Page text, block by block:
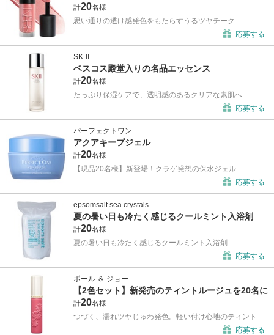
計20名様
思い通りの透け感発色をもたらすうるツヤチーク
応募する
SK-II
ベスコス殿堂入りの名品エッセンス
計20名様
たっぷり保湿ケアで、透明感のあるクリアな素肌へ
応募する
パーフェクトワン
アクアキープジェル
計20名様
【現品20名様】新登場！クラゲ発想の保水ジェル
応募する
epsomsalt sea crystals
夏の暑い日も冷たく感じるクールミント入浴剤
計20名様
夏の暑い日も冷たく感じるクールミント入浴剤
応募する
ポール ＆ ジョー
【2色セット】新発売のティントルージュを20名に
計20名様
つづく、濡れツヤじゅわ発色。軽い付け心地のティント
応募する